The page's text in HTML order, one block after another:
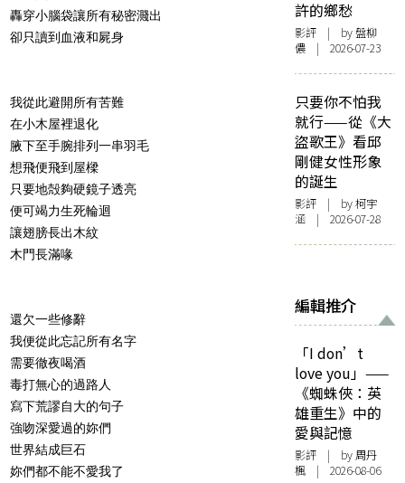
轟穿小腦袋讓所有秘密濺出
卻只讀到血液和屍身
我從此避開所有苦難
在小木屋裡退化
腋下至手腕排列一串羽毛
想飛便飛到屋樑
只要地殻夠硬鏡子透亮
便可竭力生死輪迴
讓翅膀長出木紋
木門長滿喙
還欠一些修辭
我便從此忘記所有名字
需要徹夜喝酒
毒打無心的過路人
寫下荒謬自大的句子
強吻深愛過的妳們
世界結成巨石
妳們都不能不愛我了
許的鄉愁
影評 | by 盤柳
儂 | 2026-07-23
只要你不怕我
就行——從《大
盜歌王》看邱
剛健女性形象
的誕生
影評 | by 柯宇
涵 | 2026-07-28
編輯推介
「I don’t
love you」——
《蜘蛛俠：英
雄重生》中的
愛與記憶
影評 | by周丹
楓 | 2026-08-06